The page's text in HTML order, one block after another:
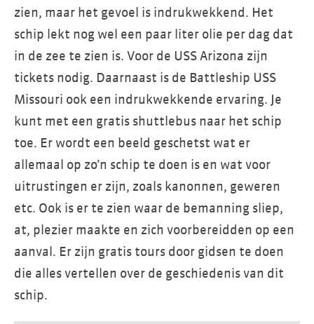
zien, maar het gevoel is indrukwekkend. Het
schip lekt nog wel een paar liter olie per dag dat
in de zee te zien is. Voor de USS Arizona zijn
tickets nodig. Daarnaast is de Battleship USS
Missouri ook een indrukwekkende ervaring. Je
kunt met een gratis shuttlebus naar het schip
toe. Er wordt een beeld geschetst wat er
allemaal op zo’n schip te doen is en wat voor
uitrustingen er zijn, zoals kanonnen, geweren
etc. Ook is er te zien waar de bemanning sliep,
at, plezier maakte en zich voorbereidden op een
aanval. Er zijn gratis tours door gidsen te doen
die alles vertellen over de geschiedenis van dit
schip.